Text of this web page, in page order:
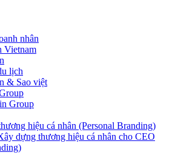
nhân
Vietnam
lịch
& Sao việt
Group
hiệu cá nhân (Personal Branding)
dựng thương hiệu cá nhân cho CEO